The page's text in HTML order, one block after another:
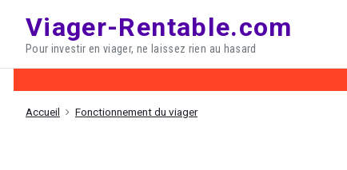
content
Viager-Rentable.com
Pour investir en viager, ne laissez rien au hasard
Accueil Fonctionnement du viager